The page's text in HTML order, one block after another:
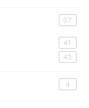
87
41
45
4